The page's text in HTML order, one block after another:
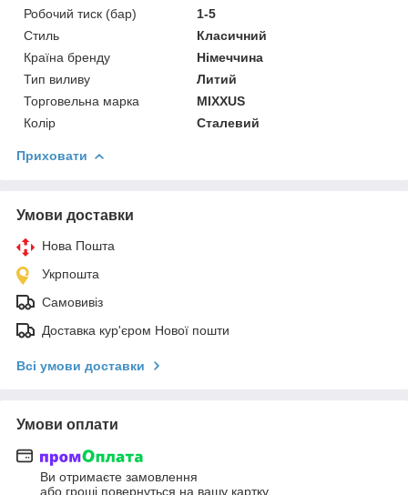
Робочий тиск (бар)
1-5
Стиль
Класичний
Країна бренду
Німеччина
Тип виливу
Литий
Торговельна марка
MIXXUS
Колір
Сталевий
Приховати
Умови доставки
Нова Пошта
Укрпошта
Самовивіз
Доставка кур'єром Нової пошти
Всі умови доставки
Умови оплати
Ви отримаєте замовлення
або гроші повернуться на вашу картку